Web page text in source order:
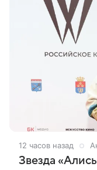
12 часов назад
Звезда